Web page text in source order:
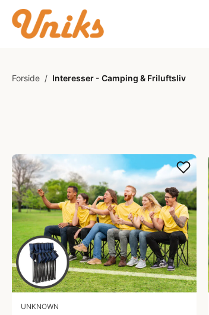
Forside / Interesser - Camping & Friluftsliv
UNKNOWN